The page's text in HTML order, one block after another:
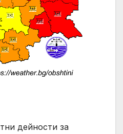
дейности за